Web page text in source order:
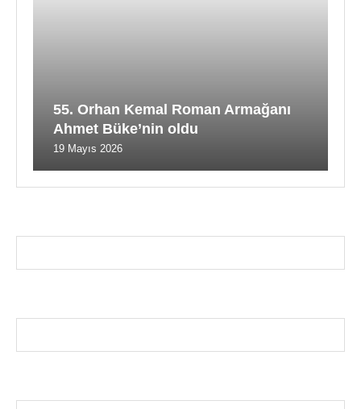
55. Orhan Kemal Roman Armağanı
Ahmet Büke’nin oldu
19 Mayıs 2026